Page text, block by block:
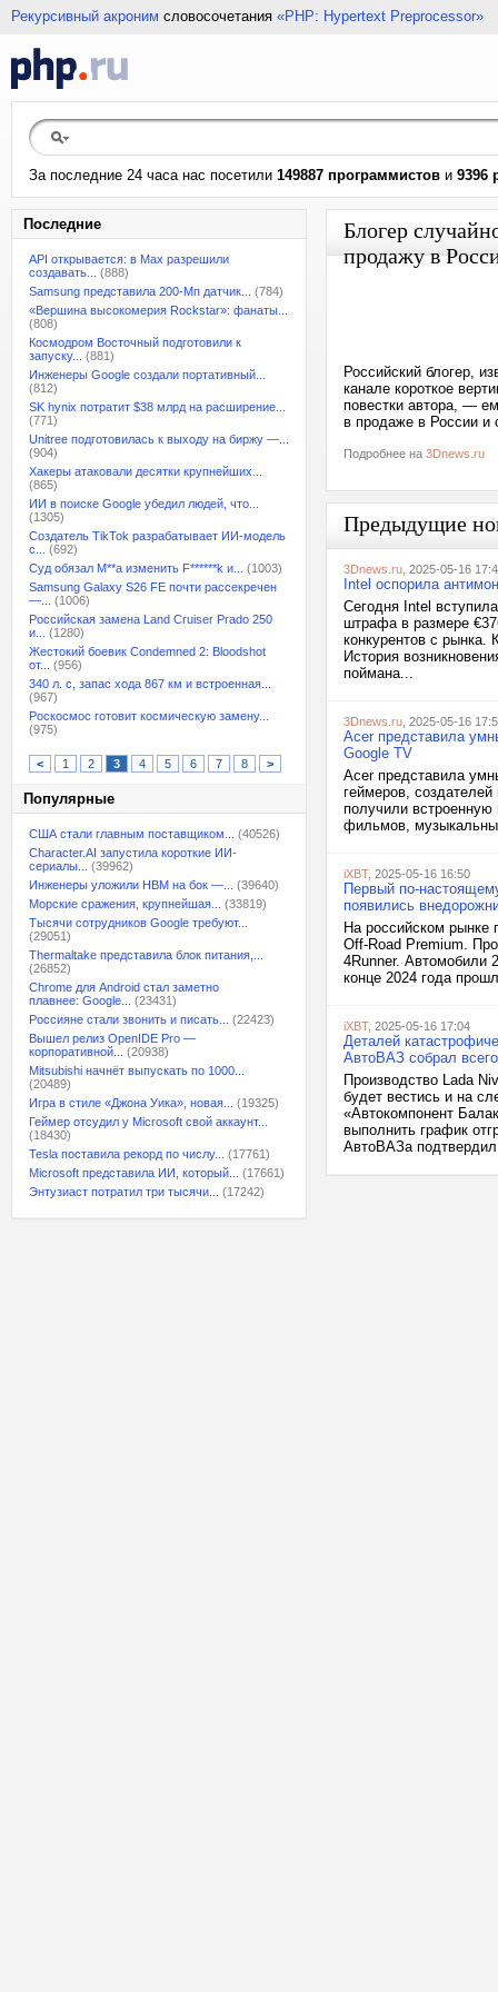
Рекурсивный акроним словосочетания «PHP: Hypertext Preprocessor»
За последние 24 часа нас посетили 149887 программистов и 9396
Последние
API открывается: в Max разрешили
создавать...
(888)
Samsung представила 200-Мп датчик...
(784)
«Вершина высокомерия Rockstar»: фанаты...
(808)
Космодром Восточный подготовили к
запуску...
(881)
Инженеры Google создали портативный...
(812)
SK hynix потратит $38 млрд на расширение...
(771)
Unitree подготовилась к выходу на биржу —...
(904)
Хакеры атаковали десятки крупнейших...
(865)
ИИ в поиске Google убедил людей, что...
(1305)
Создатель TikTok разрабатывает ИИ-модель
с...
(692)
Суд обязал M**a изменить F******k и...
(1003)
Samsung Galaxy S26 FE почти рассекречен
—...
(1006)
Российская замена Land Cruiser Prado 250
и...
(1280)
Жестокий боевик Condemned 2: Bloodshot
от...
(956)
340 л. с, запас хода 867 км и встроенная...
(967)
Роскосмос готовит космическую замену...
(975)
< 1 2 3 4 5 6 7 8 >
Популярные
США стали главным поставщиком...
(40526)
Character.AI запустила короткие ИИ-
сериалы...
(39962)
Инженеры уложили HBM на бок —...
(39640)
Морские сражения, крупнейшая...
(33819)
Тысячи сотрудников Google требуют...
(29051)
Thermaltake представила блок питания,...
(26852)
Chrome для Android стал заметно
плавнее: Google...
(23431)
Россияне стали звонить и писать...
(22423)
Вышел релиз OpenIDE Pro —
корпоративной...
(20938)
Mitsubishi начнёт выпускать по 1000...
(20489)
Игра в стиле «Джона Уика», новая...
(19325)
Геймер отсудил у Microsoft свой аккаунт...
(18430)
Tesla поставила рекорд по числу...
(17761)
Microsoft представила ИИ, который...
(17661)
Энтузиаст потратил три тысячи...
(17242)
Блогер
продажу в
Российский блогер,
канале короткое
повестки автора, —
в продаже в России и
Подробнее на 3Dnews.ru
Предыдущие
3Dnews.ru , 2025-05-16
Intel оспорила
Сегодня Intel
штрафа в размере
конкурентов с рынка.
История
поймана...
3Dnews.ru , 2025-05-16
Acer представила
Google TV
Acer представила
геймеров,
получили встроенную
фильмов,
iXBT, 2025-05-16 16:50
Первый по-
появились
На российском рынке
Off-Road Premium.
4Runner. Автомобили
конце 2024 года
iXBT, 2025-05-16 17:04
Деталей
АвтоВАЗ собрал
Производство Lada
будет вестись и на
«Автокомпонент
выполнить график
АвтоВАЗа